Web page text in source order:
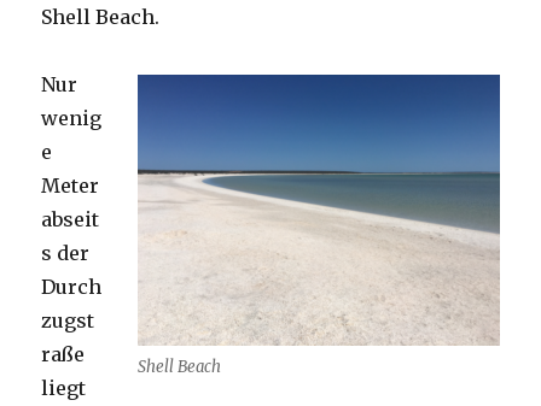
Shell Beach.
Shell Beach
Nur
wenig
e
Meter
abseit
s der
Durch
zugst
raße
liegt